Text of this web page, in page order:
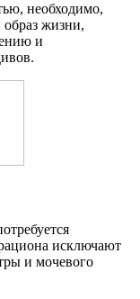
необходимо,
жизни,
и
исключают
и мочевого